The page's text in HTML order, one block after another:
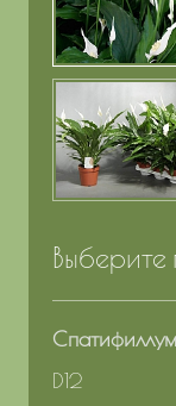
Выберите
D12